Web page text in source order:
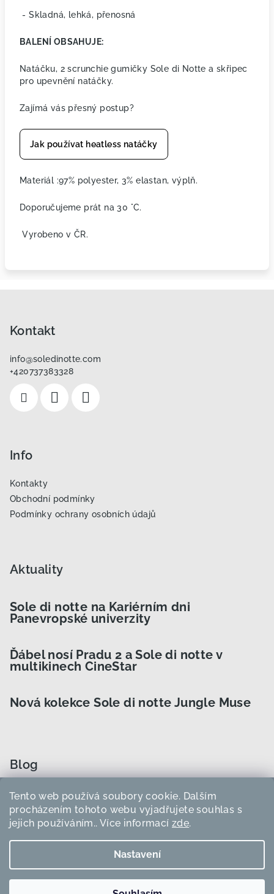
Tento web používá soubory cookie. Dalším
procházením tohoto webu vyjadřujete souhlas s
jejich používáním.. Více informací zde.
Nastavení
- Skladná, lehká, přenosná
BALENÍ OBSAHUJE:
Natáčku, 2 scrunchie gumičky Sole di Notte a skřipec
pro upevnění natáčky.
Zajímá vás přesný postup?
Jak používat heatless natáčky
Materiál :97% polyester, 3% elastan, výplň.
Doporučujeme prát na30 °C.
Vyrobeno v ČR.
Kontakt
info@soledinotte.com
+420737383328
Info
Kontakty
Obchodní podmínky
Podmínky ochrany osobních údajů
Aktuality
Sole di notte na Kariérním dni
Panevropské univerzity
Ďábel nosí Pradu 2 a Sole di notte v
multikinech CineStar
Nová kolekce Sole di notte Jungle Muse
Blog
Jak vybrat správně velikost natáčky?
Jak používat heatless natáčky?